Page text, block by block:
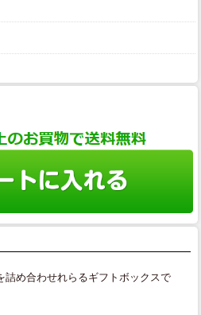
詰め合わせれらるギフトボックスで